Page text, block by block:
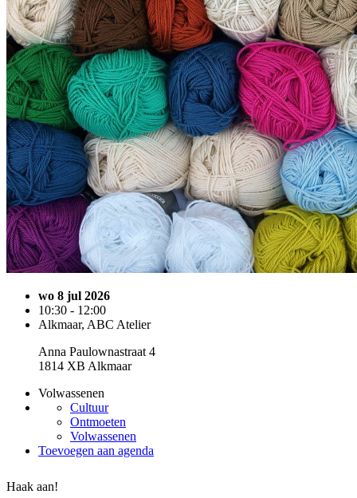
wo 8 jul 2026
10:30 - 12:00
Alkmaar, ABC Atelier
Anna Paulownastraat 4
1814 XB Alkmaar
Volwassenen
Cultuur
Ontmoeten
Volwassenen
Toevoegen aan agenda
Haak aan!